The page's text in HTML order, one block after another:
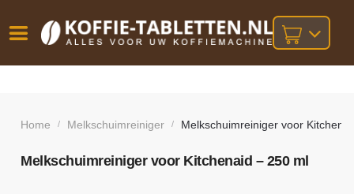
besteld,
volgende
bij orders
boven
Home / Melkschuimreiniger / Melkschuimreiniger voor
Melkschuimreiniger voor Kitchenaid – 250 ml